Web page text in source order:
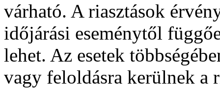
várható. A riasztások
időjárási eseménytől
lehet. Az esetek
vagy feloldásra kerülnek a